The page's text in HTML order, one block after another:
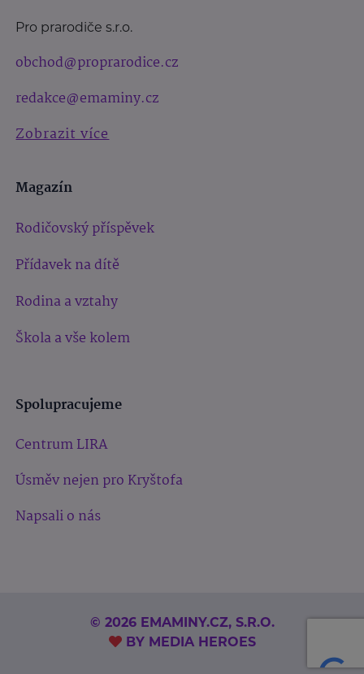
Pro prarodiče s.r.o.
obchod@proprarodice.cz
redakce@emaminy.cz
Zobrazit více
Magazín
Rodičovský příspěvek
Přídavek na dítě
Rodina a vztahy
Škola a vše kolem
Spolupracujeme
Centrum LIRA
Úsměv nejen pro Kryštofa
Napsali o nás
© 2026 EMAMINY.CZ, S.R.O.
BY MEDIA HEROES